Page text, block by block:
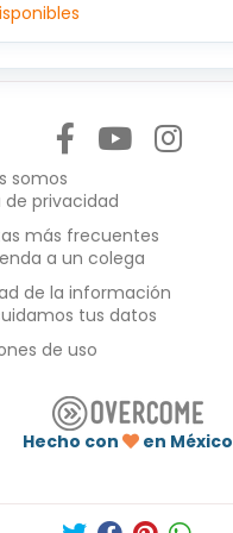
somos
de privacidad
más frecuentes
a un colega
de la información
tus datos
de uso
Hecho con
en México